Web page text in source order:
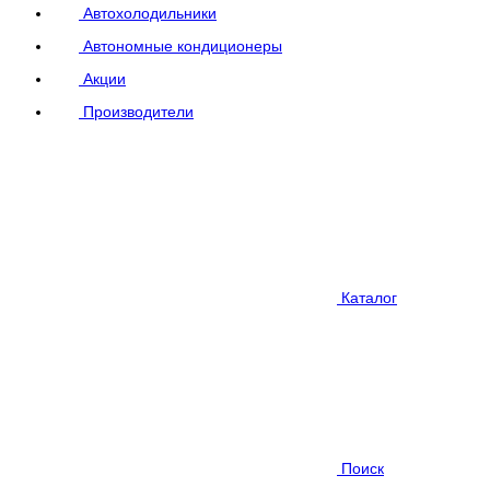
Автохолодильники
Автономные кондиционеры
Акции
Производители
Каталог
Поиск